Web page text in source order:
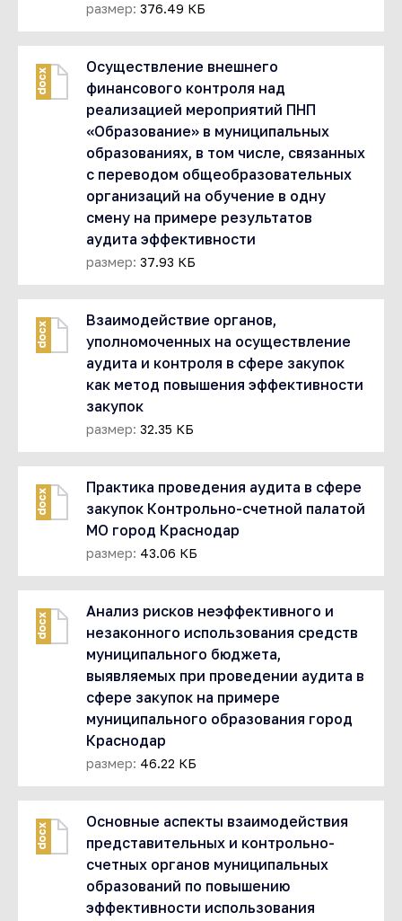
размер: 376.49 КБ
docx
Осуществление внешнего
финансового контроля над
реализацией мероприятий ПНП
«Образование» в муниципальных
образованиях, в том числе, связанных
с переводом общеобразовательных
организаций на обучение в одну
смену на примере результатов
аудита эффективности
размер: 37.93 КБ
docx
Взаимодействие органов,
уполномоченных на осуществление
аудита и контроля в сфере закупок
как метод повышения эффективности
закупок
размер: 32.35 КБ
docx
Практика проведения аудита в сфере
закупок Контрольно-счетной палатой
МО город Краснодар
размер: 43.06 КБ
docx
Анализ рисков неэффективного и
незаконного использования средств
муниципального бюджета,
выявляемых при проведении аудита в
сфере закупок на примере
муниципального образования город
Краснодар
размер: 46.22 КБ
docx
Основные аспекты взаимодействия
представительных и контрольно-
счетных органов муниципальных
образований по повышению
эффективности использования